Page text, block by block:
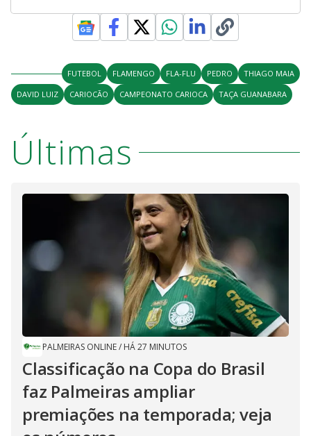
FUTEBOL FLAMENGO FLA-FLU PEDRO
THIAGO MAIA
DAVID LUIZ
CARIOCÃO CAMPEONATO CARIOCA TAÇA GUANABARA
Últimas
PALMEIRAS ONLINE/ HÁ 27 MINUTOS
Classificação na Copa do Brasil
faz Palmeiras ampliar
premiações na temporada; veja